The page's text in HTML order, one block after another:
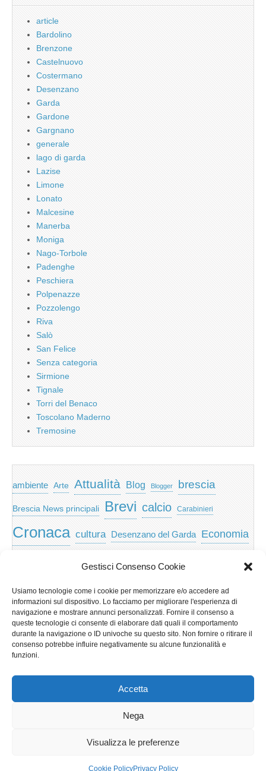
Gestisci Consenso Cookie
Usiamo tecnologie come i cookie per memorizzare e/o accedere ad
informazioni sul dispositivo. Lo facciamo per migliorare l'esperienza di
navigazione e mostrare annunci personalizzati. Fornire il consenso a
queste tecnologie ci consente di elaborare dati quali il comportamento
durante la navigazione o ID univoche su questo sito. Non fornire o ritirare il
consenso potrebbe influire negativamente su alcune funzionalità e
funzioni.
Accetta
Nega
Visualizza le preferenze
Cookie PolicyPrivacy Policy
article
Bardolino
Brenzone
Castelnuovo
Costermano
Desenzano
Garda
Gardone
Gargnano
generale
lago di garda
Lazise
Limone
Lonato
Malcesine
Manerba
Moniga
Nago-Torbole
Padenghe
Peschiera
Polpenazze
Pozzolengo
Riva
Salò
San Felice
Senza categoria
Sirmione
Tignale
Torri del Benaco
Toscolano Maderno
Tremosine
ambiente Arte Attualità Blog Blogger brescia
Brescia News principali Brevi calcio Carabinieri
Cronaca cultura Desenzano del Garda Economia
lago di garda Musica Nera news Notizie
Notizie dal Garda
Notizie Lombardia
Notizie per categoria Notizie Provincia di Brescia
Regione Lombardia
Sport Storia Territorio turismo
Privacy e cookie: questo sito utilizza i cookie. Continuando a utilizzare
Informativa sui cookie